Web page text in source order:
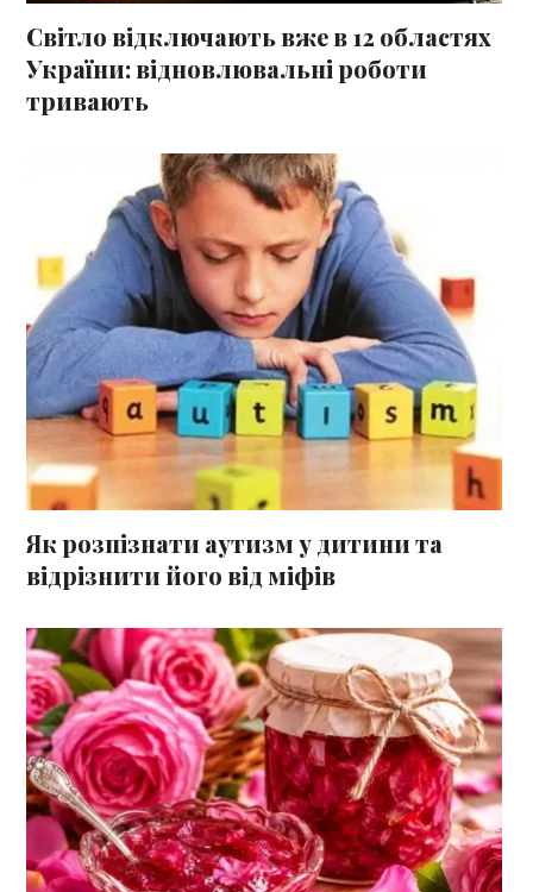
Світло відключають вже в 12 областях
України: відновлювальні роботи
тривають
Як розпізнати аутизм у дитини та
відрізнити його від міфів